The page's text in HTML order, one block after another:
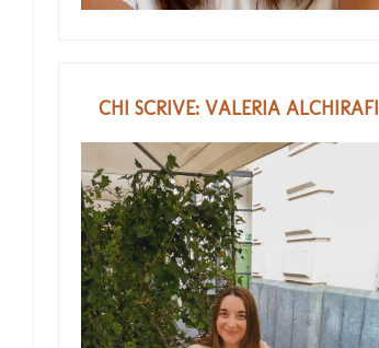
CHI SCRIVE: VALERIA ALCHIRAFI